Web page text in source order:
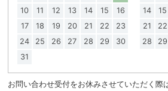
10
11 12 13 14 15
16
17
18 19 20 21 22
23
24
25 26 27 28 29
30
31
14
15
21
22
28
29
お問い合わせ受付をお休みさせていただく際